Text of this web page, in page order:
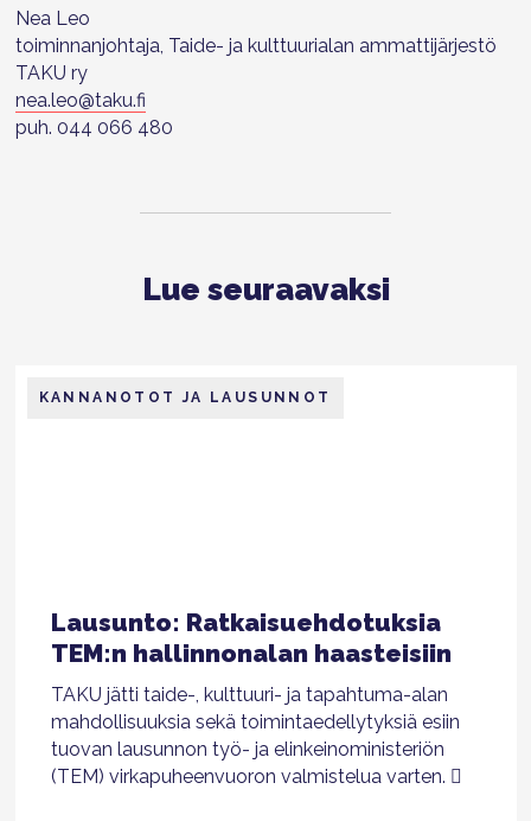
Nea Leo
toiminnanjohtaja, Taide- ja kulttuurialan ammattijärjestö
TAKU ry
nea.leo@taku.fi
puh. 044 066 480
Lue seuraavaksi
Lausunto: Ratkaisuehdotuksia
TEM:n hallinnonalan haasteisiin
KANNANOTOT JA LAUSUNNOT
TAKU jätti taide-, kulttuuri- ja tapahtuma-alan
mahdollisuuksia sekä toimintaedellytyksiä esiin
tuovan lausunnon työ- ja elinkeinoministeriön
(TEM) virkapuheenvuoron valmistelua varten.